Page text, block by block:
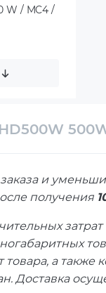
W / MC4 /
и
получения
затрат
а также
Доставка